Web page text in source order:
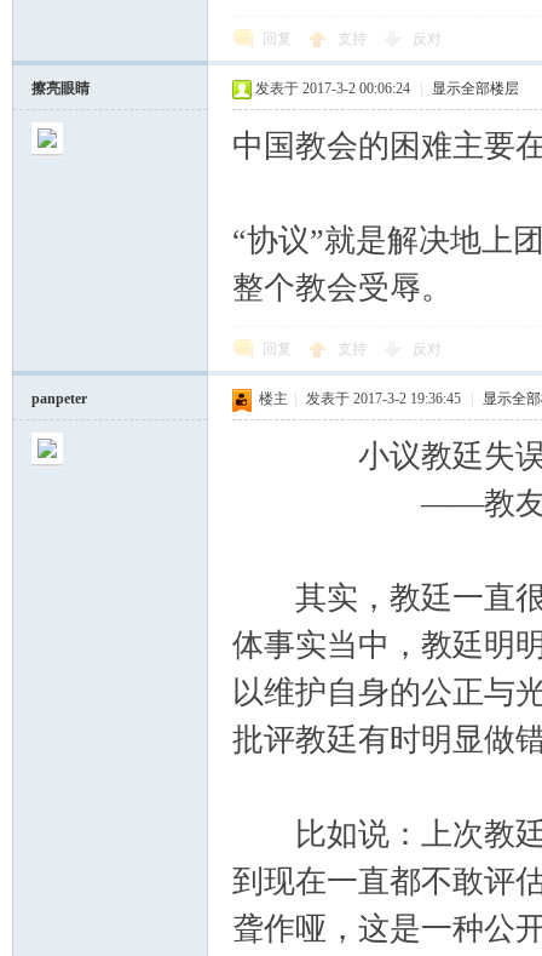
回复 支持 反对
擦亮眼睛 发表于 2017-3-2 00:06:24 显示全部楼层
中国教会的困难主要
“协议”就是解决地上
整个教会受辱。
回复 支持 反对
panpeter 楼主 发表于 2017-3-2 19:36:45 显示全
小议教廷失误反
——教友
其实，教廷一直很
体事实当中，教廷明
以维护自身的公正与
批评教廷有时明显做
比如说：上次教廷
到现在一直都不敢评
聋作哑，这是一种公